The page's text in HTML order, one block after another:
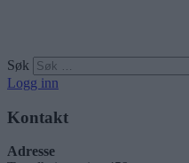
Søk
Logg inn
Kontakt
Adresse